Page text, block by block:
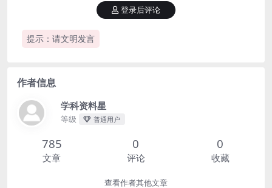
提示：请文明发言
登录后评论
作者信息
学科资料星
等级 普通用户
785
文章
0
评论
0
收藏
查看作者其他文章